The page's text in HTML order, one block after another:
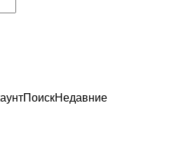
ПоискНедавние